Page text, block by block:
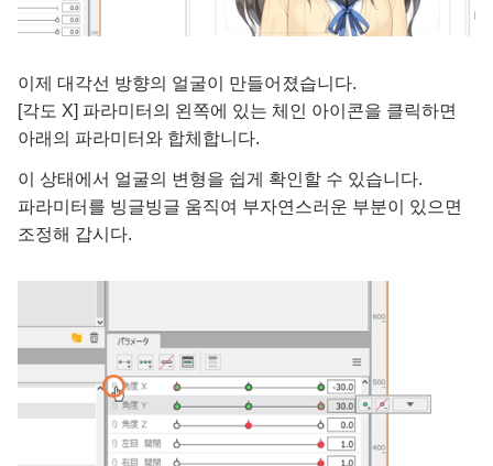
이제 대각선 방향의 얼굴이 만들어졌습니다.
[각도 X] 파라미터의 왼쪽에 있는 체인 아이콘을 클릭하면
아래의 파라미터와 합체합니다.
이 상태에서 얼굴의 변형을 쉽게 확인할 수 있습니다.
파라미터를 빙글빙글 움직여 부자연스러운 부분이 있으면
조정해 갑시다.